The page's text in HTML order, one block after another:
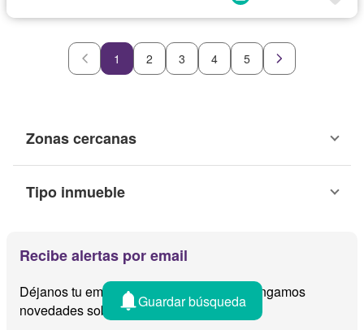
1 2 3 4 5
Zonas cercanas
Tipo inmueble
Recibe alertas por email
Déjanos tu email y te avisamos cuando tengamos
novedades sobre
Guardar búsqueda